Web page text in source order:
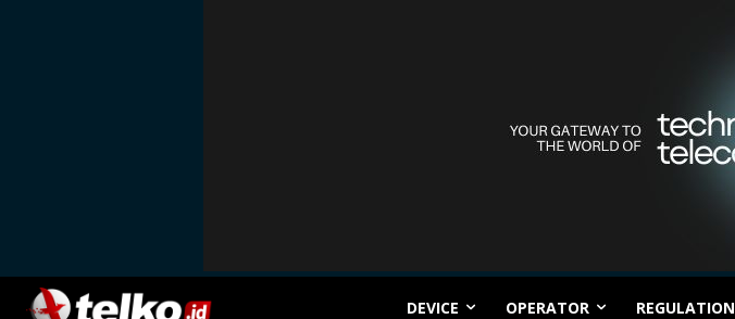
DEVICE OPERATOR REGULATION